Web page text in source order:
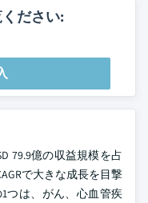
ださい:
79.9億の収益規模を占
で大きな成長を目撃
つは、がん、心血管疾